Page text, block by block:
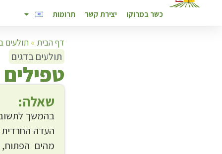
כשר במרוקו יצירת קשר תרומות
דף הבית » תולעים
תולעים בדגים
ט
שאלה:
בהמשך
העדה החרדית
מהים